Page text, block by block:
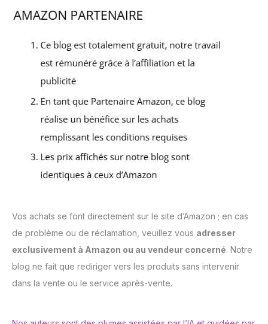
Vos achats se font directement sur le site d’Amazon ; en cas
de problème ou de réclamation, veuillez vous adresser
exclusivement à Amazon ou au vendeur concerné. Notre
blog ne fait que rediriger vers les produits sans intervenir
dans la vente ou le service après-vente.